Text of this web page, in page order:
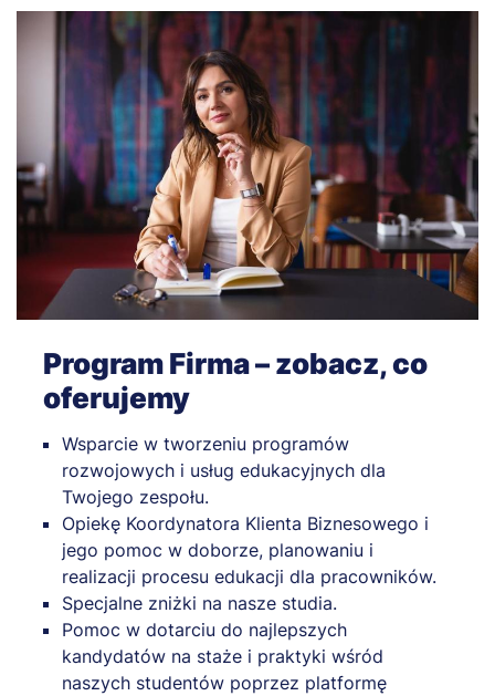
Program Firma – zobacz, co
oferujemy
Wsparcie w tworzeniu programów
rozwojowych i usług edukacyjnych dla
Twojego zespołu.
Opiekę Koordynatora Klienta Biznesowego i
jego pomoc w doborze, planowaniu i
realizacji procesu edukacji dla pracowników.
Specjalne zniżki na nasze studia.
Pomoc w dotarciu do najlepszych
kandydatów na staże i praktyki wśród
naszych studentów poprzez platformę